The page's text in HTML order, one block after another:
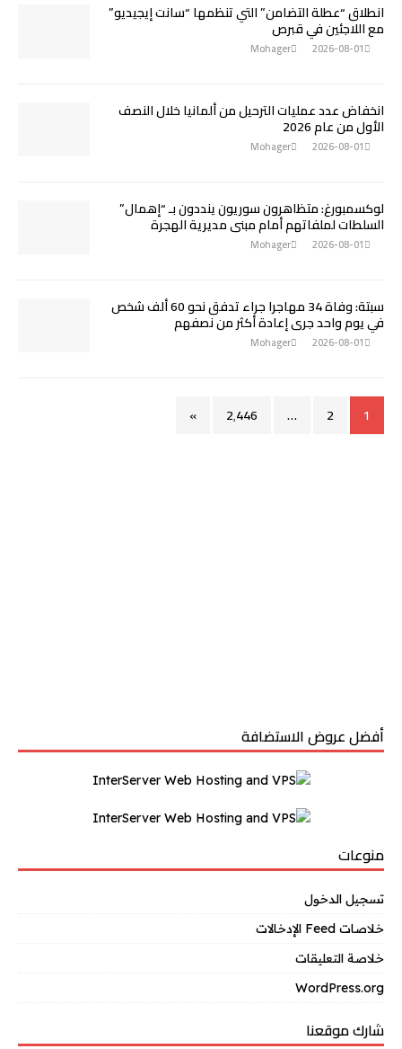
انطلاق “عطلة التضامن” التي تنظمها “سانت إيجيديو”
مع اللاجئين في قبرص
2026-08-01
Mohager
انخفاض عدد عمليات الترحيل من ألمانيا خلال النصف
الأول من عام 2026
2026-08-01
Mohager
لوكسمبورغ: متظاهرون سوريون ينددون بـ “إهمال”
السلطات لملفاتهم أمام مبنى مديرية الهجرة
2026-08-01
Mohager
سبتة: وفاة 34 مهاجرا جراء تدفق نحو 60 ألف شخص
في يوم واحد جرى إعادة أكثر من نصفهم
2026-08-01
Mohager
1
2
… 2٬446 »
أفضل عروض الاستضافة
منوعات
تسجيل الدخول
خلاصات Feed الإدخالات
خلاصة التعليقات
WordPress.org
شارك موقعنا